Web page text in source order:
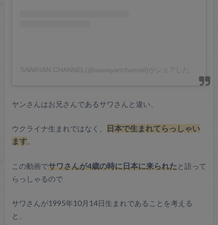
ヤンさんはお兄さんであるサワさんと違い、
ウクライナ生まれではなく、
日本で生まれてらっしゃい
ます。
この動画でサワさんが4歳の時に日本に来られたと語って
らっしゃるので
サワさんが1995年10月14日生まれであることを考える
と、